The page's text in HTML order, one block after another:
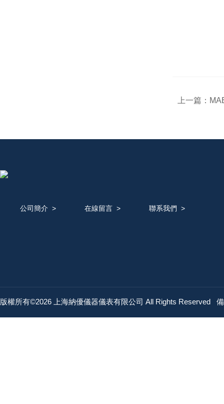
上一篇：
公司簡介 > 在線留言> 聯系我們 >
版權所有©2026 上海納優儀器儀表有限公司 All Rights Reserved